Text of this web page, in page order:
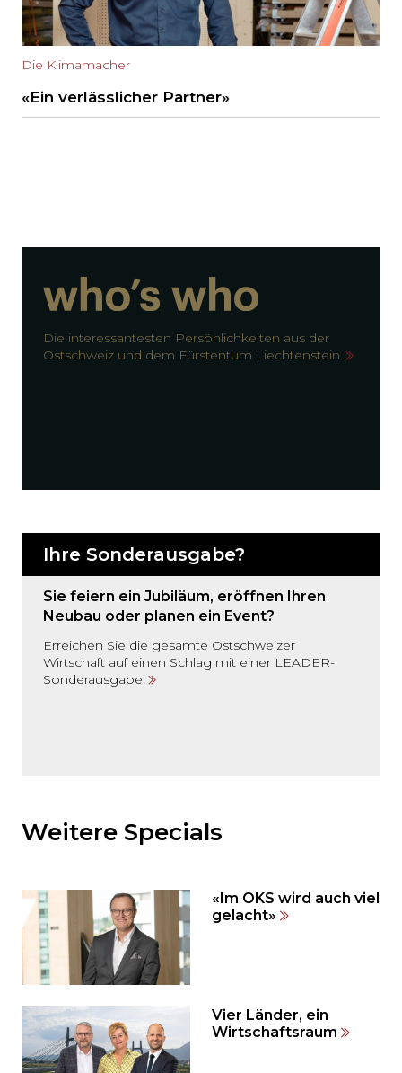
Die Klimamacher
«Ein verlässlicher Partner»
Die interessantesten Persönlichkeiten aus der
Ostschweiz und dem Fürstentum Liechtenstein.
Ihre Sonderausgabe?
Sie feiern ein Jubiläum, eröffnen Ihren
Neubau oder planen ein Event?
Erreichen Sie die gesamte Ostschweizer
Wirtschaft auf einen Schlag mit einer LEADER-
Sonderausgabe!
den
Inhalt
auslassen
und
direkt
springen?
Weitere Specials
«Im OKS wird auch viel
gelacht»
Vier Länder, ein
Wirtschaftsraum